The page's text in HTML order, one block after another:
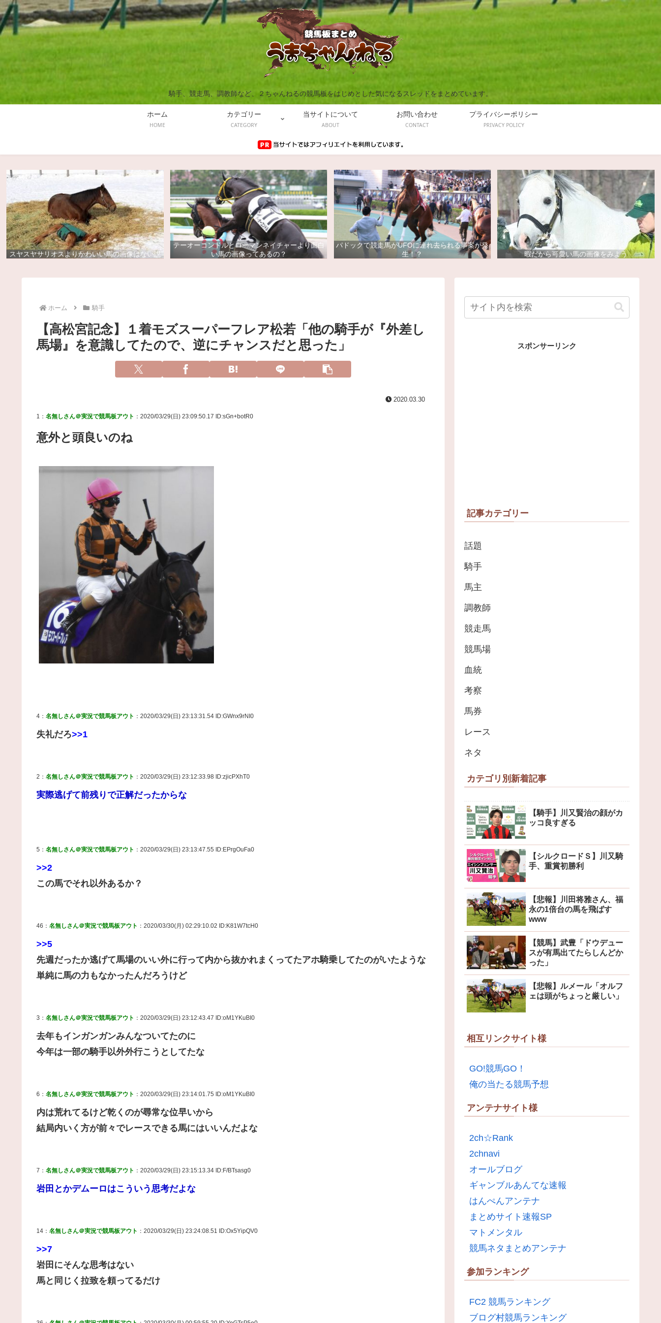
騎手、競走馬、調教師など、２ちゃんねるの競馬板をはじめとした気になるスレッドをまとめています。
ホーム
HOME
カテゴリー
CATEGORY
当サイトについて
ABOUT
お問い合わせ
CONTACT
プライバシーポリシー
PRIVACY POLICY
スヤスヤサリオスよりかわいい馬の画像はない説
テーオーコンドルとローマンネイチャーより面白
い馬の画像ってあるの？
パドックで競走馬がUFOに連れ去られる事案が発
生！？
暇だから可愛い馬の画像をみよう
ホーム 騎手
【高松宮記念】１着モズスーパーフレア松若「他の騎手が『外差し
馬場』を意識してたので、逆にチャンスだと思った」
2020.03.30
1： 名無しさん＠実況で競馬板アウト ：2020/03/29(日) 23:09:50.17 ID:sGn+botR0
意外と頭良いのね
4： 名無しさん＠実況で競馬板アウト ：2020/03/29(日) 23:13:31.54 ID:GWnx9rNI0
失礼だろ>>1
2： 名無しさん＠実況で競馬板アウト ：2020/03/29(日) 23:12:33.98 ID:zjicPXhT0
実際逃げて前残りで正解だったからな
5： 名無しさん＠実況で競馬板アウト ：2020/03/29(日) 23:13:47.55 ID:EPrgOuFa0
>>2
この馬でそれ以外あるか？
46： 名無しさん＠実況で競馬板アウト ：2020/03/30(月) 02:29:10.02 ID:K81W7tcH0
>>5
先週だったか逃げて馬場のいい外に行って内から抜かれまくってたアホ騎乗してたのがいたような
単純に馬の力もなかったんだろうけど
3： 名無しさん＠実況で競馬板アウト ：2020/03/29(日) 23:12:43.47 ID:oM1YKuBI0
去年もインガンガンみんなついてたのに
今年は一部の騎手以外外行こうとしてたな
6： 名無しさん＠実況で競馬板アウト ：2020/03/29(日) 23:14:01.75 ID:oM1YKuBI0
内は荒れてるけど乾くのが尋常な位早いから
結局内いく方が前々でレースできる馬にはいいんだよな
7： 名無しさん＠実況で競馬板アウト ：2020/03/29(日) 23:15:13.34 ID:F/BTsasg0
岩田とかデムーロはこういう思考だよな
14： 名無しさん＠実況で競馬板アウト ：2020/03/29(日) 23:24:08.51 ID:Ox5YipQV0
>>7
岩田にそんな思考はない
馬と同じく拉致を頼ってるだけ
スポンサーリンク
記事カテゴリー
話題
騎手
馬主
調教師
競走馬
競馬場
血統
考察
馬券
レース
ネタ
カテゴリ別新着記事
【騎手】川又賢治の顔がカ
ッコ良すぎる
【シルクロードＳ】川又騎
手、重賞初勝利
【悲報】川田将雅さん、福
永の1倍台の馬を飛ばす
www
【競馬】武豊「ドウデュー
スが有馬出てたらしんどか
った」
【悲報】ルメール「オルフ
ェは頭がちょっと厳しい」
相互リンクサイト様
GO!競馬GO！
俺の当たる競馬予想
アンテナサイト様
2ch☆Rank
2chnavi
オールブログ
ギャンブルあんてな速報
はんぺんアンテナ
まとめサイト速報SP
マトメンタル
競馬ネタまとめアンテナ
参加ランキング
FC2 競馬ランキング
ブログ村競馬ランキング